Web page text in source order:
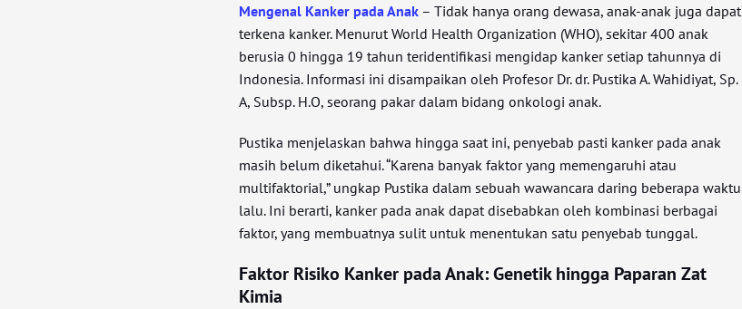
Mengenal Kanker pada Anak – Tidak hanya orang dewasa, anak-anak juga dapat
terkena kanker. Menurut World Health Organization (WHO), sekitar 400 anak
berusia 0 hingga 19 tahun teridentifikasi mengidap kanker setiap tahunnya di
Indonesia. Informasi ini disampaikan oleh Profesor Dr. dr. Pustika A. Wahidiyat, Sp.
A, Subsp. H.O, seorang pakar dalam bidang onkologi anak.
Pustika menjelaskan bahwa hingga saat ini, penyebab pasti kanker pada anak
masih belum diketahui. “Karena banyak faktor yang memengaruhi atau
multifaktorial,” ungkap Pustika dalam sebuah wawancara daring beberapa waktu
lalu. Ini berarti, kanker pada anak dapat disebabkan oleh kombinasi berbagai
faktor, yang membuatnya sulit untuk menentukan satu penyebab tunggal.
Faktor Risiko Kanker pada Anak: Genetik hingga Paparan Zat
Kimia